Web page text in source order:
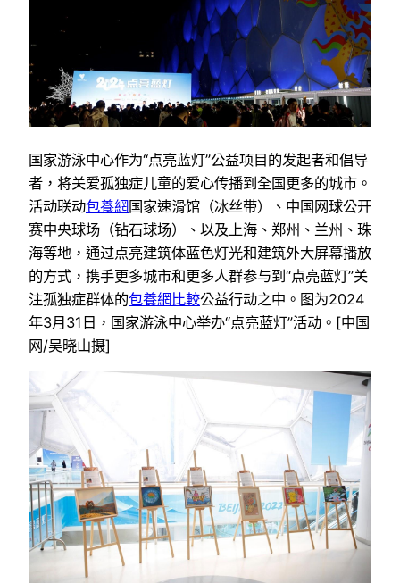
国家游泳中心作为“点亮蓝灯”公益项目的发起者和倡导
者，将关爱孤独症儿童的爱心传播到全国更多的城市。
活动联动包養網国家速滑馆（冰丝带）、中国网球公开
赛中央球场（钻石球场）、以及上海、郑州、兰州、珠
海等地，通过点亮建筑体蓝色灯光和建筑外大屏幕播放
的方式，携手更多城市和更多人群参与到“点亮蓝灯”关
注孤独症群体的包養網比較公益行动之中。图为2024
年3月31日，国家游泳中心举办“点亮蓝灯”活动。[中国
网/吴晓山摄]